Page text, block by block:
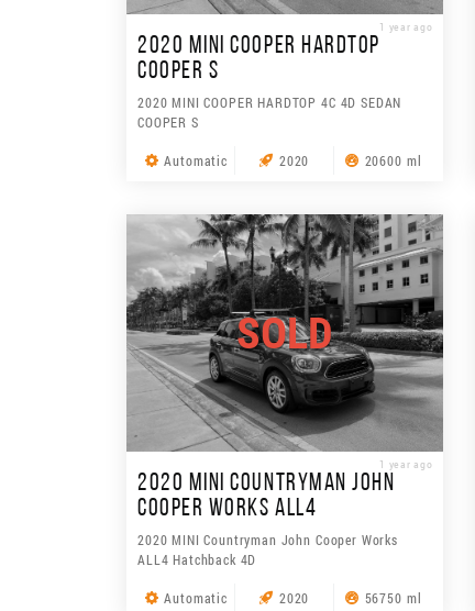
1 year ago
2020 MINI COOPER HARDTOP
COOPER S
2020 MINI COOPER HARDTOP 4C 4D SEDAN
COOPER S
Automatic 2020 20600 ml
SOLD
1 year ago
2020 MINI COUNTRYMAN JOHN
COOPER WORKS ALL4
2020 MINI Countryman John Cooper Works
ALL4 Hatchback 4D
Automatic 2020 56750 ml